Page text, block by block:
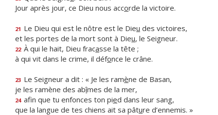
Jour après jour, ce Dieu nous accorde la victoire.
21 Le Dieu qui est le nôtre est le Dieu des victoires,
et les portes de la mort sont à Dieu, le Seigneur.
22 À qui le hait, Dieu fracasse la tête ;
à qui vit dans le crime, il défonce le crâne.
23 Le Seigneur a dit : « Je les ramène de Basan,
je les ramène des abîmes de la mer,
24 afin que tu enfonces ton pied dans leur sang,
que la langue de tes chiens ait sa pâture d’ennemis. »